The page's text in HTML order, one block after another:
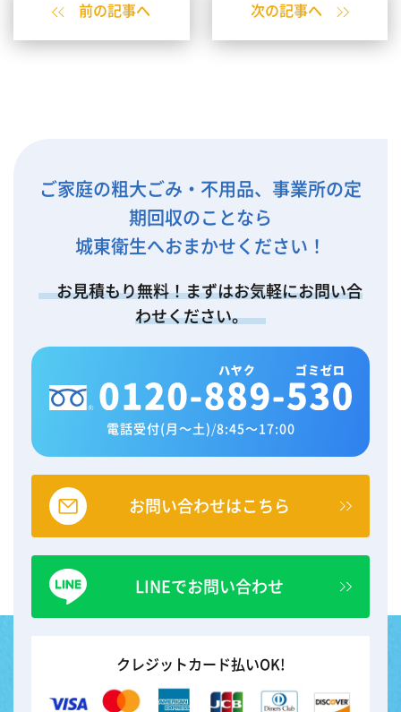
前の記事へ 次の記事へ
ご家庭の粗大ごみ・不用品、事業所の定
期回収のことなら
城東衛生へおまかせください！
お見積もり無料！まずはお気軽にお問い合
わせください。
電話受付(月～土) /8:45～17:00
お問い合わせはこちら
LINEでお問い合わせ
クレジットカード払いOK!